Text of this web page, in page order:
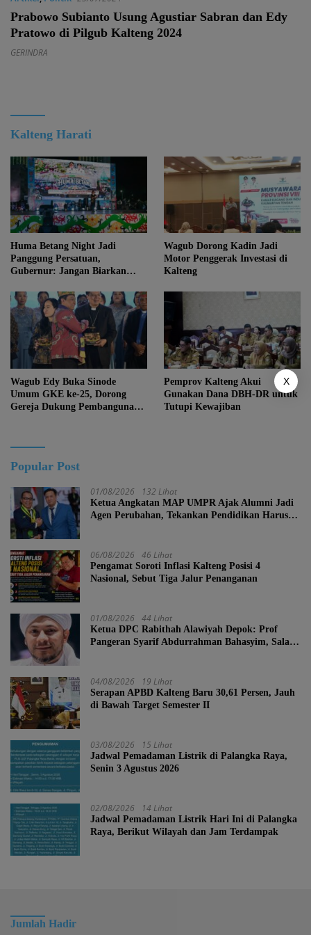
Prabowo Subianto Usung Agustiar Sabran dan Edy
Pratowo di Pilgub Kalteng 2024
GERINDRA
Kalteng Harati
Huma Betang Night Jadi
Panggung Persatuan,
Gubernur: Jangan Biarkan
Kalteng
Wagub Dorong Kadin Jadi
Motor Penggerak Investasi di
Kalteng
Wagub Edy Buka Sinode
Umum GKE ke-25, Dorong
Gereja Dukung Pembangunan
Pemprov Kalteng Akui
Gunakan Dana DBH-DR untuk
Tutupi Kewajiban
Popular Post
01/08/2026 132 Lihat
Ketua Angkatan MAP UMPR Ajak Alumni Jadi
Agen Perubahan, Tekankan Pendidikan Harus
06/08/2026 46 Lihat
Pengamat Soroti Inflasi Kalteng Posisi 4
Nasional, Sebut Tiga Jalur Penanganan
01/08/2026 44 Lihat
Ketua DPC Rabithah Alawiyah Depok: Prof
Pangeran Syarif Abdurrahman Bahasyim, Salah
04/08/2026 19 Lihat
Serapan APBD Kalteng Baru 30,61 Persen, Jauh
di Bawah Target Semester II
03/08/2026 15 Lihat
Jadwal Pemadaman Listrik di Palangka Raya,
Senin 3 Agustus 2026
02/08/2026 14 Lihat
Jadwal Pemadaman Listrik Hari Ini di Palangka
Raya, Berikut Wilayah dan Jam Terdampak
Jumlah Hadir
X